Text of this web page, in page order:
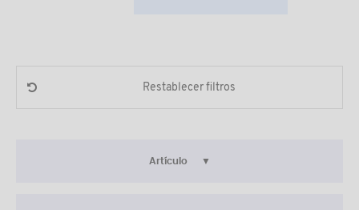
Restablecer filtros
Artículo